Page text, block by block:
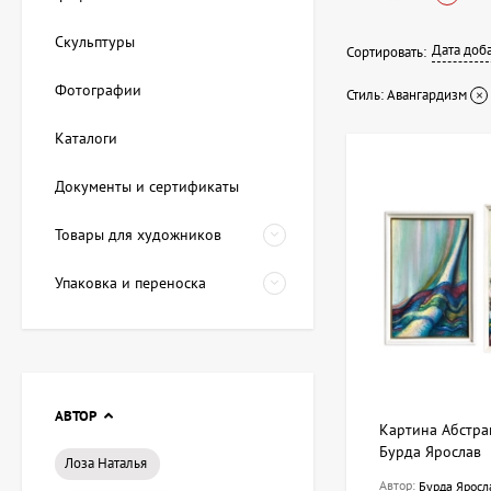
Характер и
Картины
усиливает
акцентные
ArtDom
смелость,
Сортировать: Дата
Стиль:Авангардизм
Картина
Бурда Ярослав
Автор: Бурда
Скульптуры
Фотографии
Каталоги
Документы и сертификаты
Товары для художников
Упаковка и переноска
АВТОР
Лоза Наталья